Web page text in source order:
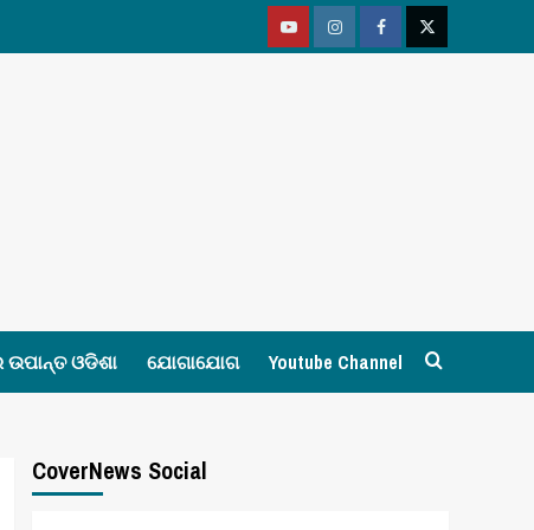
YoutubeVimeoFacebookTwitter
ଓଡିଶା ଯୋଗାଯୋଗ Youtube Channel
CoverNews Social